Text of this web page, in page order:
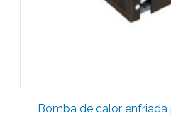
Bomba de calor enfriada